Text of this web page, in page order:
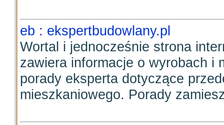
eb : ekspertbudowlany.pl
Wortal i jednocześnie strona
zawiera informacje o wyrobach i
porady eksperta dotyczące
mieszkaniowego. Porady